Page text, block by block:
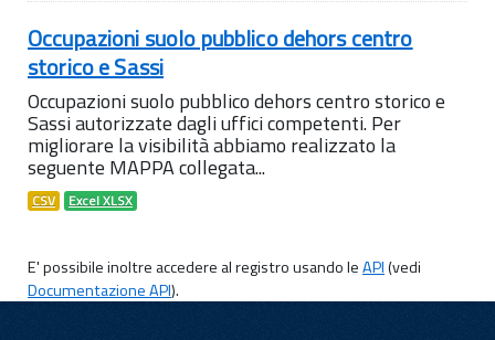
Occupazioni suolo pubblico dehors centro
storico e Sassi
Occupazioni suolo pubblico dehors centro storico e
Sassi autorizzate dagli uffici competenti. Per
migliorare la visibilità abbiamo realizzato la
seguente MAPPA collegata...
CSV Excel XLSX
E' possibile inoltre accedere al registro usando leAPI(vedi
Documentazione API).